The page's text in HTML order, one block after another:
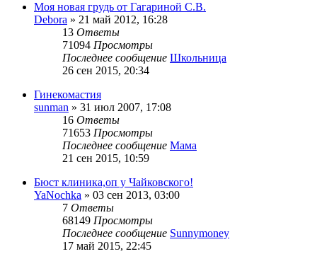
Моя новая грудь от Гагариной С.В.
Debora » 21 май 2012, 16:28
13 Ответы
71094 Просмотры
Последнее сообщение Школьница
26 сен 2015, 20:34
Гинекомастия
sunman » 31 июл 2007, 17:08
16 Ответы
71653 Просмотры
Последнее сообщение Мама
21 сен 2015, 10:59
Бюст клиника,оп у Чайковского!
YaNochka » 03 сен 2013, 03:00
7 Ответы
68149 Просмотры
Последнее сообщение Sunnymoney
17 май 2015, 22:45